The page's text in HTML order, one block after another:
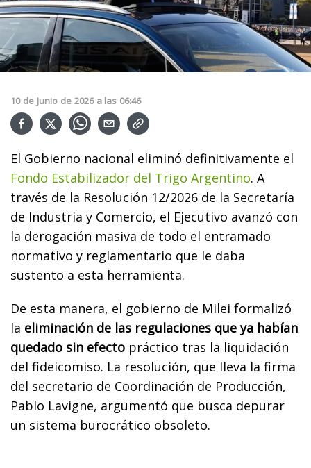
10 de Junio de 2026 a las 06:46
El Gobierno nacional eliminó definitivamente el
Fondo Estabilizador del Trigo Argentino. A
través de la Resolución 12/2026 de la Secretaría
de Industria y Comercio, el Ejecutivo avanzó con
la derogación masiva de todo el entramado
normativo y reglamentario que le daba
sustento a esta herramienta.
De esta manera, el gobierno de Milei formalizó
la eliminación de las regulaciones que ya habían
quedado sin efecto práctico tras la liquidación
del fideicomiso. La resolución, que lleva la firma
del secretario de Coordinación de Producción,
Pablo Lavigne, argumentó que busca depurar
un sistema burocrático obsoleto.